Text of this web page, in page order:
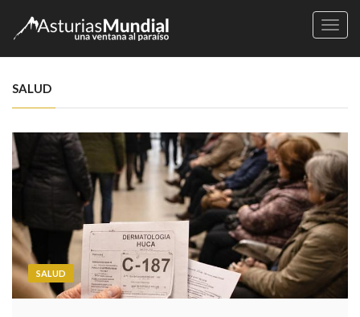
SALUD
SALUD